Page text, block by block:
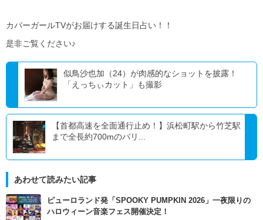
カバーガールTVがお届けする誕生日占い！！
是非ご覧ください♪
似鳥沙也加（24）が肉感的なショットを披露！
「えっちぃカット」も撮影
【首都高速を全面通行止め！】浜松町駅から竹芝駅
まで全長約700mのバリ...
あわせて読みたい記事
ピューロランド発「SPOOKY PUMPKIN 2026」一夜限りの
ハロウィーン音楽フェス開催決定！